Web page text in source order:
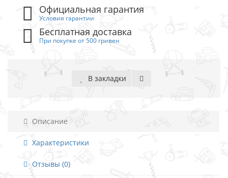
Официальная гарантия
Условия гарантии
Бесплатная доставка
При покупке от 500 гривен
В закладки
Описание
Характеристики
Отзывы (0)